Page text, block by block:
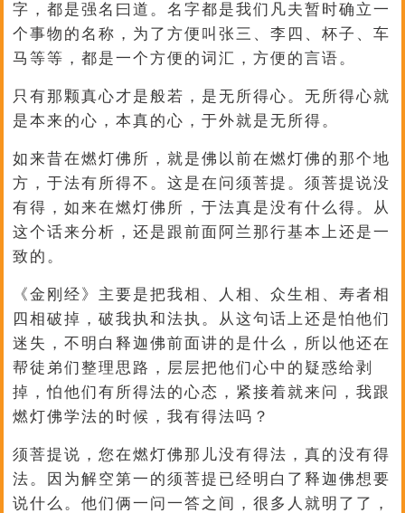
字，都是强名曰道。名字都是我们凡夫暂时确立一
个事物的名称，为了方便叫张三、李四、杯子、车
马等等，都是一个方便的词汇，方便的言语。
只有那颗真心才是般若，是无所得心。无所得心就
是本来的心，本真的心，于外就是无所得。
如来昔在燃灯佛所，就是佛以前在燃灯佛的那个地
方，于法有所得不。这是在问须菩提。须菩提说没
有得，如来在燃灯佛所，于法真是没有什么得。从
这个话来分析，还是跟前面阿兰那行基本上还是一
致的。
《金刚经》主要是把我相、人相、众生相、寿者相
四相破掉，破我执和法执。从这句话上还是怕他们
迷失，不明白释迦佛前面讲的是什么，所以他还在
帮徒弟们整理思路，层层把他们心中的疑惑给剥
掉，怕他们有所得法的心态，紧接着就来问，我跟
燃灯佛学法的时候，我有得法吗？
须菩提说，您在燃灯佛那儿没有得法，真的没有得
法。因为解空第一的须菩提已经明白了释迦佛想要
说什么。他们俩一问一答之间，很多人就明了了，